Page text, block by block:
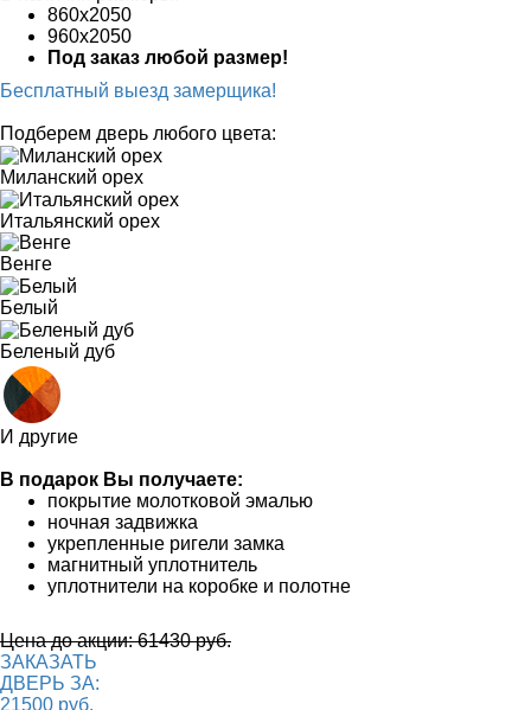
860х2050
960х2050
Под заказ любой размер!
Бесплатный выезд замерщика!
Подберем дверь любого цвета:
Миланский орех
Итальянский орех
Венге
Белый
Беленый дуб
И другие
В подарок Вы получаете:
покрытие молотковой эмалью
ночная задвижка
укрепленные ригели замка
магнитный уплотнитель
уплотнители на коробке и полотне
Цена до акции: 61430 руб.
ЗАКАЗАТЬ
ДВЕРЬ ЗА:
21500 руб.